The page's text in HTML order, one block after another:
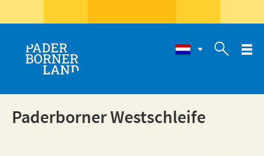

Paderborner Westschleife